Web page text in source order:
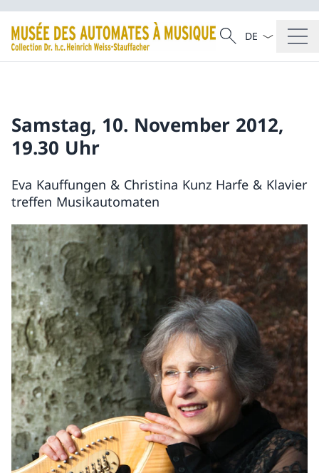
Recherche
Recherche
La langue
Samstag, 10. November 2012,
19.30 Uhr
Eva Kauffungen & Christina Kunz Harfe & Klavier
treffen Musikautomaten